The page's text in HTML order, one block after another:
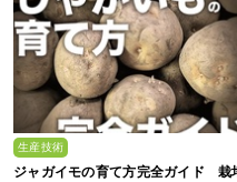
生産技術
ジャガイモの育て方完全ガイド 栽